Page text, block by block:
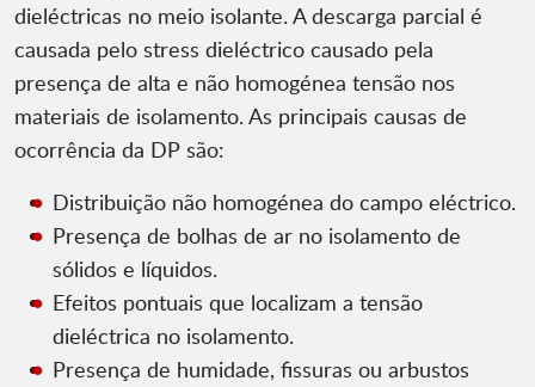
dieléctricas no meio isolante. A descarga parcial é
causada pelo stress dieléctrico causado pela
presença de alta e não homogénea tensão nos
materiais de isolamento. As principais causas de
ocorrência da DP são:
Distribuição não homogénea do campo eléctrico.
Presença de bolhas de ar no isolamento de
sólidos e líquidos.
Efeitos pontuais que localizam a tensão
dieléctrica no isolamento.
Presença de humidade, fissuras ou arbustos